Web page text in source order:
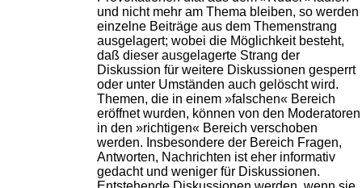
und nicht mehr am Thema bleiben, so werden
einzelne Beiträge aus dem Themenstrang
ausgelagert; wobei die Möglichkeit besteht,
daß dieser ausgelagerte Strang der
Diskussion für weitere Diskussionen gesperrt
oder unter Umständen auch gelöscht wird.
Themen, die in einem »falschen« Bereich
eröffnet wurden, können von den Moderatoren
in den »richtigen« Bereich verschoben
werden. Insbesondere der Bereich Fragen,
Antworten, Nachrichten ist eher informativ
gedacht und weniger für Diskussionen.